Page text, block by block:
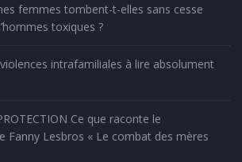
femmes tombent-t-elles sans cesse
toxiques ?
intrafamiliales à lire absolument
Ce que raconte le
Fanny Lesbros « Le combat des mères